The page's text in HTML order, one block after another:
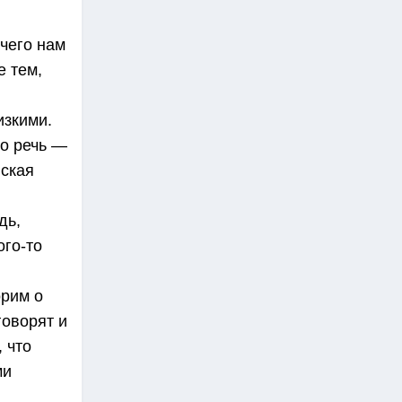
нам
тем,
речь —
то
о
и
что